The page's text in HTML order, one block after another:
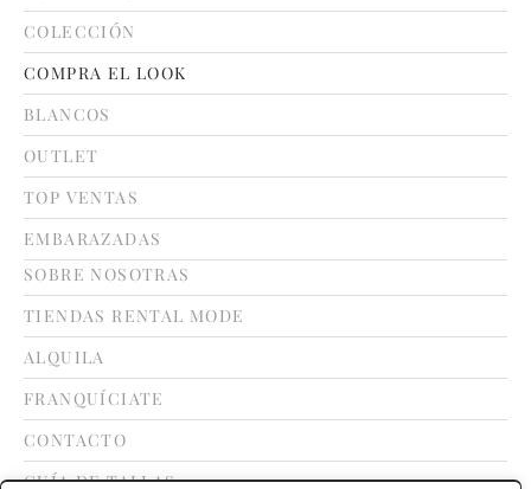
COLECCIÓN
COMPRA EL LOOK
BLANCOS
OUTLET
TOP VENTAS
EMBARAZADAS
SOBRE NOSOTRAS
TIENDAS RENTAL MODE
ALQUILA
FRANQUÍCIATE
CONTACTO
GUÍA DE TALLAS